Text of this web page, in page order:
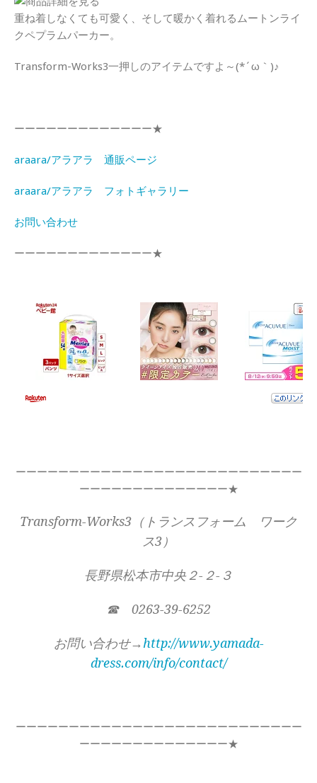
重ね着しなくても可愛く、そして暖かく着れるムートンライ
クペプラムパーカー。
Transform-Works3一押しのアイテムですよ～(*´ω｀)♪
ーーーーーーーーーーーーー★
araara/アラアラ 通販ページ
araara/アラアラ フォトギャラリー
お問い合わせ
ーーーーーーーーーーーーー★
ーーーーーーーーーーーーーーーーーーーーーーーーーーー
ーーーーーーーーーーーーーー★
Transform-Works3（トランスフォーム ワーク
ス3）
長野県松本市中央２-２-３
☎ 0263-39-6252
お問い合わせ→http://www.yamada-
dress.com/info/contact/
ーーーーーーーーーーーーーーーーーーーーーーーーーーー
ーーーーーーーーーーーーーー★